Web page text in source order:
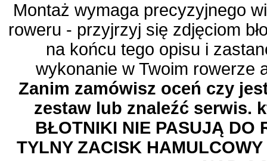
Montaż wymaga precyzyjnego
roweru - przyjrzyj się zdjęciom
na końcu tego opisu i
wykonanie w Twoim rowerze
Zanim zamówisz oceń czy
zestaw lub znaleźć serwis.
BŁOTNIKI NIE PASUJĄ DO
TYLNY ZACISK